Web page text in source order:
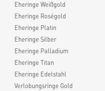
Eheringe Weißgold
Eheringe Roségold
Eheringe Platin
Eheringe Silber
Eheringe Palladium
Eheringe Titan
Eheringe Edelstahl
Verlobungsringe Gold